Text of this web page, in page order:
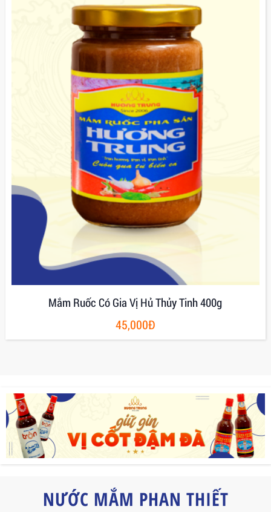
Mắm Ruốc Có Gia Vị Hủ Thủy Tinh 400g
45,000Đ
NƯỚC MẮM PHAN THIẾT